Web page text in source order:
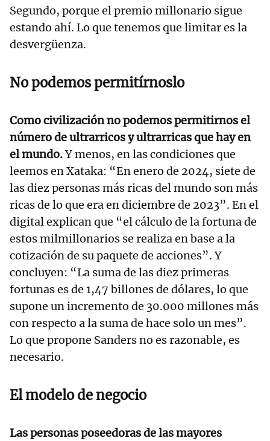
Segundo, porque el premio millonario sigue
estando ahí. Lo que tenemos que limitar es la
desvergüenza.
No podemos permitírnoslo
Como civilización no podemos permitirnos el
número de ultrarricos y ultrarricas que hay en
el mundo.Y menos, en las condiciones que
leemos en Xataka: “En enero de 2024, siete de
las diez personas más ricas del mundo son más
ricas de lo que era en diciembre de 2023”. En el
digital explican que “el cálculo de la fortuna de
estos milmillonarios se realiza en base a la
cotización de su paquete de acciones”. Y
concluyen: “La suma de las diez primeras
fortunas es de 1,47 billones de dólares, lo que
supone un incremento de 30.000 millones más
con respecto a la suma de hace solo un mes”.
Lo que propone Sanders no es razonable, es
necesario.
El modelo de negocio
Las personas poseedoras de las mayores